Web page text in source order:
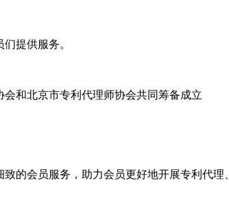
提供服务。
和北京市专利代理师协会共同筹备成立
的会员服务，助力会员更好地开展专利代理